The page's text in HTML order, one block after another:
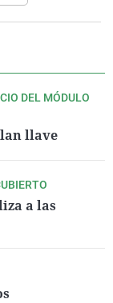
DEL MÓDULO
llave
a las